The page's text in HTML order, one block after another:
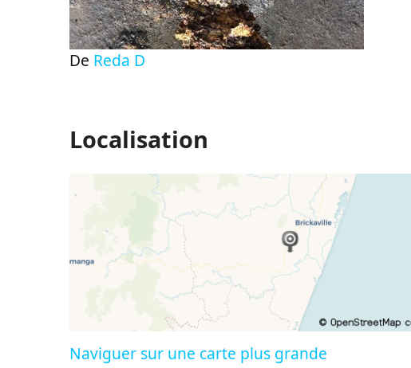
De Reda D
Localisation
Naviguer sur une carte plus grande